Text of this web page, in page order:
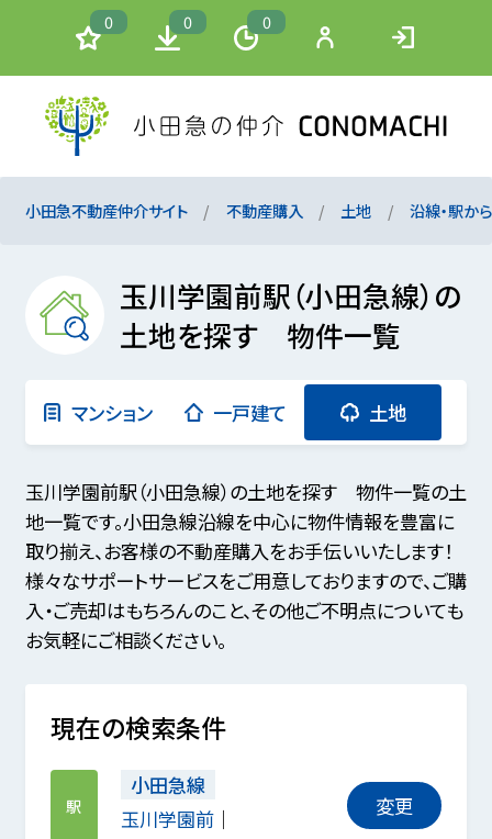
0 0 0
小田急不動産仲介サイト 不動産購入 土地 沿線・駅か
玉川学園前駅（小田急線）の
土地を探す 物件一覧
マンション 一戸建て 土地
玉川学園前駅（小田急線）の土地を探す 物件一覧の土
地一覧です。小田急線沿線を中心に物件情報を豊富に
取り揃え、お客様の不動産購入をお手伝いいたします！
様々なサポートサービスをご用意しておりますので、ご購
入・ご売却はもちろんのこと、その他ご不明点についても
お気軽にご相談ください。
現在の検索条件
駅
小田急線
玉川学園前
変更